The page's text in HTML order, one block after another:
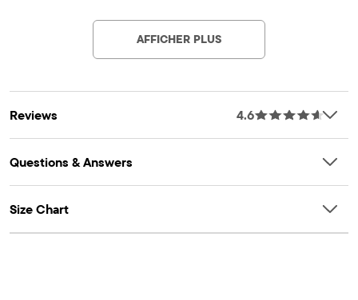
1 paire avec motif Père Noël portant des lunettes de soleil
1 paire de rennes fairisleAFFICHER PLUS
Reviews 4.6
Questions & Answers
Size Chart